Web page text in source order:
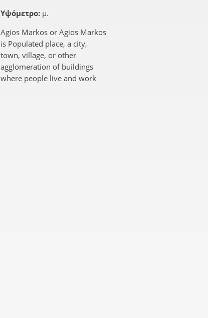
Υψόμετρο: μ.
Agios Markos or Agios Markos
is Populated place, a city,
town, village, or other
agglomeration of buildings
where people live and work